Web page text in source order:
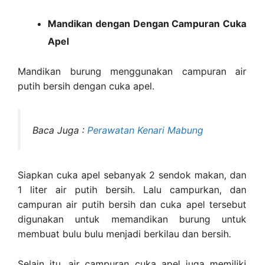
Mandikan dengan Dengan Campuran Cuka
Apel
Mandikan burung menggunakan campuran air
putih bersih dengan cuka apel.
Baca Juga : Perawatan Kenari Mabung
Siapkan cuka apel sebanyak 2 sendok makan, dan
1 liter air putih bersih. Lalu campurkan, dan
campuran air putih bersih dan cuka apel tersebut
digunakan untuk memandikan burung untuk
membuat bulu bulu menjadi berkilau dan bersih.